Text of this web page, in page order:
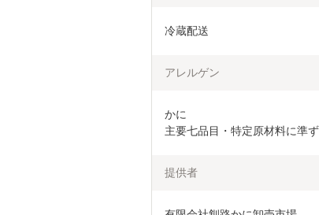
冷蔵配送
アレルゲン
かに
主要七品目・特定原材料に準
提供者